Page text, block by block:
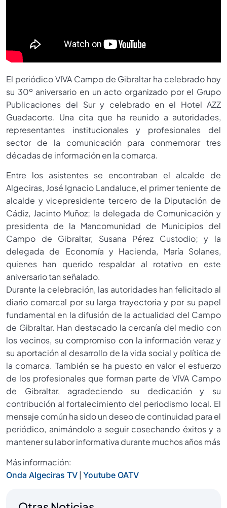
El periódico VIVA Campo de Gibraltar ha celebrado hoy
su 30º aniversario en un acto organizado por el Grupo
Publicaciones del Sur y celebrado en el Hotel AZZ
Guadacorte. Una cita que ha reunido a autoridades,
representantes institucionales y profesionales del
sector de la comunicación para conmemorar tres
décadas de información en la comarca.
Entre los asistentes se encontraban el alcalde de
Algeciras, José Ignacio Landaluce, el primer teniente de
alcalde y vicepresidente tercero de la Diputación de
Cádiz, Jacinto Muñoz; la delegada de Comunicación y
presidenta de la Mancomunidad de Municipios del
Campo de Gibraltar, Susana Pérez Custodio; y la
delegada de Economía y Hacienda, María Solanes,
quienes han querido respaldar al rotativo en este
aniversario tan señalado.
Durante la celebración, las autoridades han felicitado al
diario comarcal por su larga trayectoria y por su papel
fundamental en la difusión de la actualidad del Campo
de Gibraltar. Han destacado la cercanía del medio con
los vecinos, su compromiso con la información veraz y
su aportación al desarrollo de la vida social y política de
la comarca. También se ha puesto en valor el esfuerzo
de los profesionales que forman parte de VIVA Campo
de Gibraltar, agradeciendo su dedicación y su
contribución al fortalecimiento del periodismo local. El
mensaje común ha sido un deseo de continuidad para el
periódico, animándolo a seguir cosechando éxitos y a
mantener su labor informativa durante muchos años más
Más información:
Onda Algeciras TV | Youtube OATV